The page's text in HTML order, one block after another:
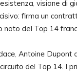
visione di
firma un
noto del Top 14
Antoine Dupont
del Top 14. I